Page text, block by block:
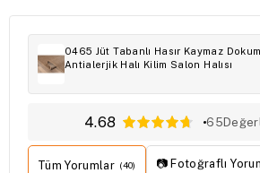
0465 Jüt Tabanlı Hasır Kaymaz
Antialerjik Halı Kilim Salon Halısı
4.68 65
Tüm Yorumlar (40) 📷 Fotoğraflı